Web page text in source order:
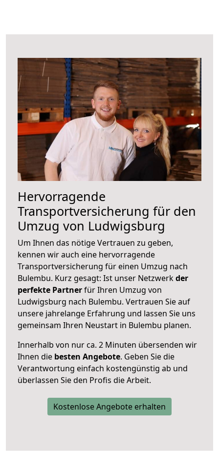
Hervorragende
Transportversicherung für den
Umzug von Ludwigsburg
Um Ihnen das nötige Vertrauen zu geben,
kennen wir auch eine hervorragende
Transportversicherung für einen Umzug nach
Bulembu. Kurz gesagt: Ist unser Netzwerkder
perfekte Partnerfür Ihren Umzug von
Ludwigsburg nach Bulembu. Vertrauen Sie auf
unsere jahrelange Erfahrung und lassen Sie uns
gemeinsam Ihren Neustart in Bulembu planen.
Innerhalb von nur ca. 2 Minuten übersenden wir
Ihnen die besten Angebote. Geben Sie die
Verantwortung einfach kostengünstig ab und
überlassen Sie den Profis die Arbeit.
Kostenlose Angebote erhalten